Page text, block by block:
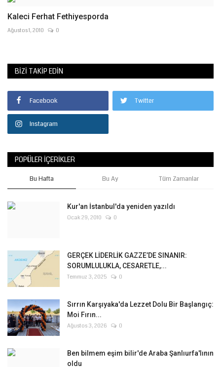
Kaleci Ferhat Fethiyesporda
Ağustos 1, 2010 0
BIZI TAKIP EDIN
Facebook Twitter
Instagram
POPÜLER İÇERIKLER
Bu Hafta Bu Ay Tüm Zamanlar
Kur'an İstanbul'da yeniden yazıldı
Ocak 29, 2010 0
GERÇEK LİDERLİK GAZZE’DE SINANIR:
SORUMLULUKLA, CESARETLE,...
Temmuz 3, 2025 0
Sırrın Karşıyaka'da Lezzet Dolu Bir Başlangıç:
Moi Fırın...
Ağustos 3, 2026 0
Ben bilmem eşim bilir'de Araba Şanlıurfa'lının
oldu